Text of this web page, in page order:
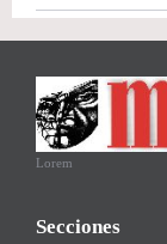
Lorem
Secciones